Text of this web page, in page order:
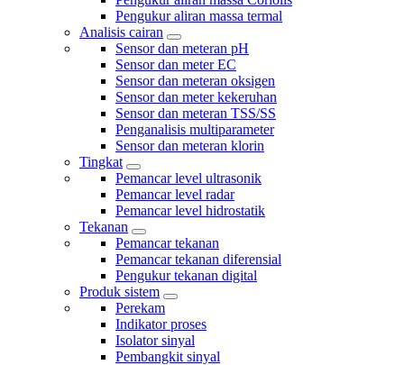
Pengukur aliran massa termal
Analisis cairan
Sensor dan meteran pH
Sensor dan meter EC
Sensor dan meteran oksigen
Sensor dan meter kekeruhan
Sensor dan meteran TSS/SS
Penganalisis multiparameter
Sensor dan meteran klorin
Tingkat
Pemancar level ultrasonik
Pemancar level radar
Pemancar level hidrostatik
Tekanan
Pemancar tekanan
Pemancar tekanan diferensial
Pengukur tekanan digital
Produk sistem
Perekam
Indikator proses
Isolator sinyal
Pembangkit sinyal